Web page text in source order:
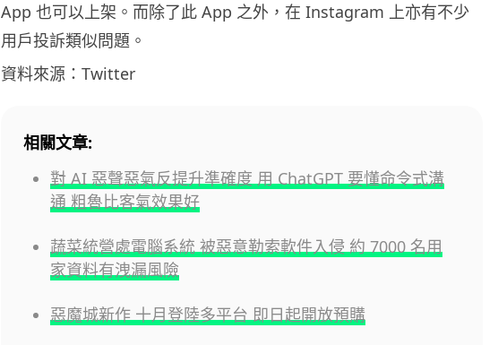
App 也可以上架。而除了此 App 之外，在 Instagram 上亦有不少
用戶投訴類似問題。
資料來源：Twitter
相關文章:
對 AI 惡聲惡氣反提升準確度 用 ChatGPT 要懂命令式溝
通 粗魯比客氣效果好
蔬菜統營處電腦系統 被惡意勒索軟件入侵 約 7000 名用
家資料有洩漏風險
惡魔城新作 十月登陸多平台 即日起開放預購